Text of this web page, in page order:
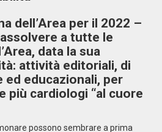
dell’Area per il 2022 –
a tutte le
data la sua
attività editoriali, di
educazionali, per
più cardiologi “al cuore
possono sembrare a prima